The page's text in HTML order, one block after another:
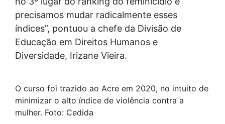
precisamos mudar radicalmente esses
índices”, pontuou a chefe da Divisão de
Educação em Direitos Humanos e
Diversidade, Irizane Vieira.
O curso foi trazido ao Acre em 2020, no intuito de
minimizar o alto índice de violência contra a
mulher. Foto: Cedida